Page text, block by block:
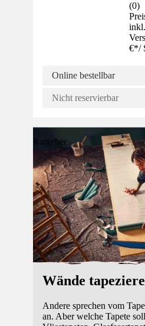
(0)
€*/
Online bestellbar
Nicht reservierbar
Ratgeber
Wände
Andere sprechen vom
an. Aber welche Tapete